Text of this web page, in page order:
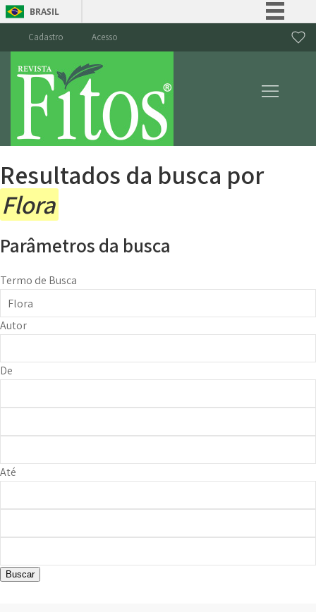
BRASIL
Canais
Cadastro Acesso
Resultados da busca por
Flora
Parâmetros da busca
Termo de Busca
Autor
De
Até
Buscar